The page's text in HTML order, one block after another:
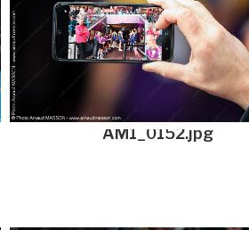
AM1_0152.jpg